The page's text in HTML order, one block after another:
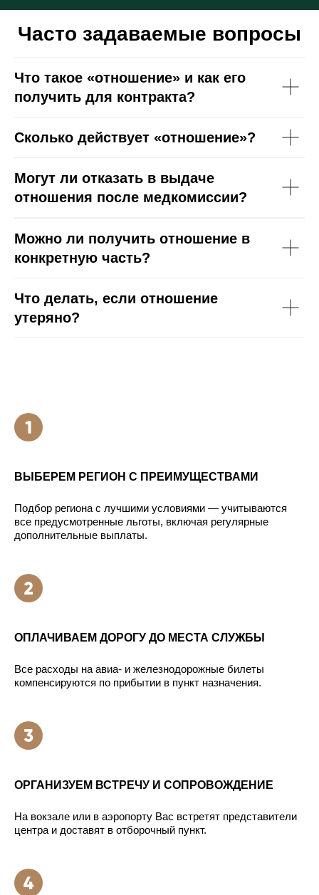
Часто задаваемые вопросы
Что такое «отношение» и как его
получить для контракта?
Сколько действует «отношение»?
Могут ли отказать в выдаче
отношения после медкомиссии?
Можно ли получить отношение в
конкретную часть?
Что делать, если отношение
утеряно?
ВЫБЕРЕМ РЕГИОН С ПРЕИМУЩЕСТВАМИ
Подбор региона с лучшими условиями — учитываются
все предусмотренные льготы, включая регулярные
дополнительные выплаты.
ОПЛАЧИВАЕМ ДОРОГУ ДО МЕСТА СЛУЖБЫ
Все расходы на авиа- и железнодорожные билеты
компенсируются по прибытии в пункт назначения.
ОРГАНИЗУЕМ ВСТРЕЧУ И СОПРОВОЖДЕНИЕ
На вокзале или в аэропорту Вас встретят представители
центра и доставят в отборочный пункт.